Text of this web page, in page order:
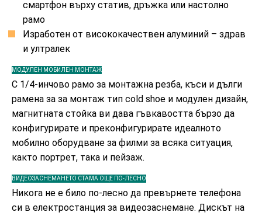
смартфон върху статив, дръжка или настолно
рамо
Изработен от висококачествен алуминий – здрав
и ултралек
МОДУЛЕН МОБИЛЕН МОНТАЖ
С 1/4-инчово рамо за монтажна резба, къси и дълги
рамена за за монтаж тип cold shoe и модулен дизайн,
магнитната стойка ви дава гъвкавостта бързо да
конфигурирате и преконфигурирате идеалното
мобилно оборудване за филми за всяка ситуация,
както портрет, така и пейзаж.
ВИДЕОЗАСНЕМАНЕТО СТАМА ОЩЕ ПО-ЛЕСНО
Никога не е било по-лесно да превърнете телефона
си в електростанция за видеозаснемане. Дискът на